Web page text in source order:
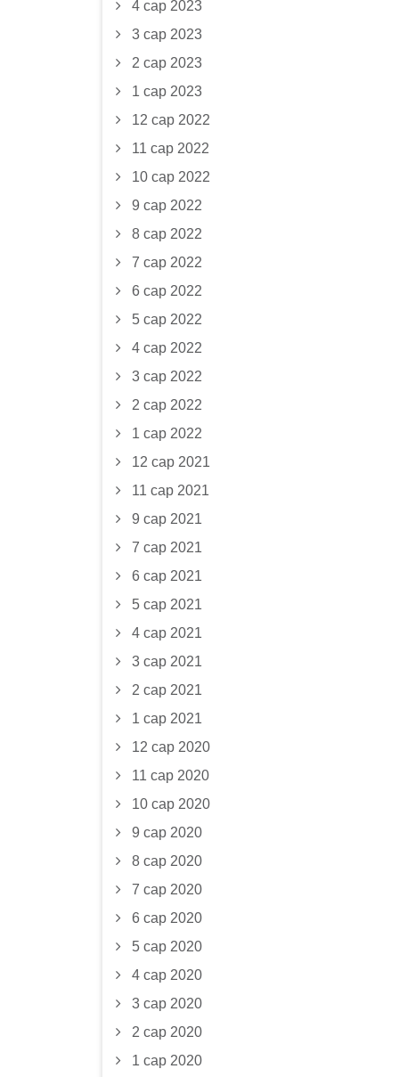
4 сар 2023
3 сар 2023
2 сар 2023
1 сар 2023
12 сар 2022
11 сар 2022
10 сар 2022
9 сар 2022
8 сар 2022
7 сар 2022
6 сар 2022
5 сар 2022
4 сар 2022
3 сар 2022
2 сар 2022
1 сар 2022
12 сар 2021
11 сар 2021
9 сар 2021
7 сар 2021
6 сар 2021
5 сар 2021
4 сар 2021
3 сар 2021
2 сар 2021
1 сар 2021
12 сар 2020
11 сар 2020
10 сар 2020
9 сар 2020
8 сар 2020
7 сар 2020
6 сар 2020
5 сар 2020
4 сар 2020
3 сар 2020
2 сар 2020
1 сар 2020